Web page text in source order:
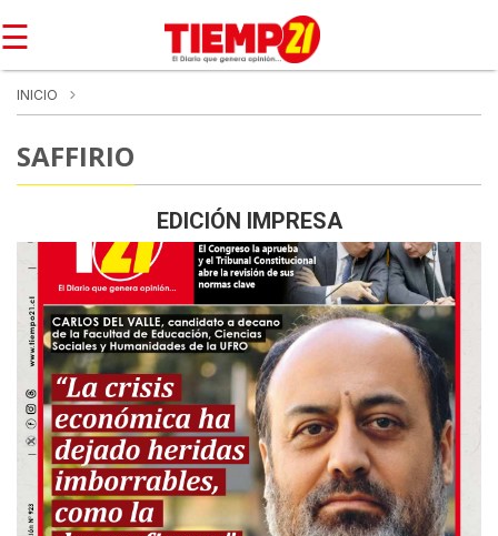
☰
INICIO
SAFFIRIO
EDICIÓN IMPRESA